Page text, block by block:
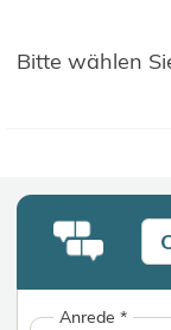
Bitte wählen
Anrede*